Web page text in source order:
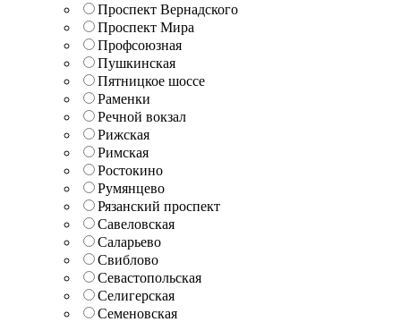
Проспект Вернадского
Проспект Мира
Профсоюзная
Пушкинская
Пятницкое шоссе
Раменки
Речной вокзал
Рижская
Римская
Ростокино
Румянцево
Рязанский проспект
Савеловская
Саларьево
Свиблово
Севастопольская
Селигерская
Семеновская